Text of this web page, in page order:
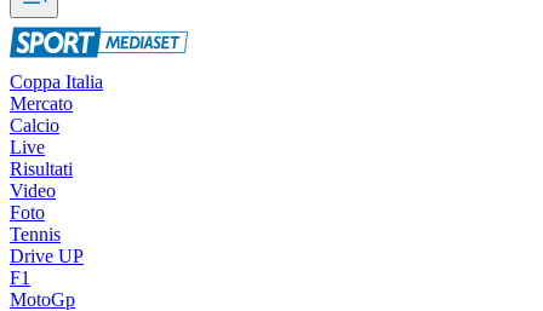
Coppa Italia
Mercato
Calcio
Live
Risultati
Video
Foto
Tennis
Drive UP
F1
MotoGp